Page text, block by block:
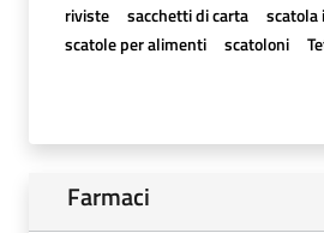
riviste
sacchetti di carta
scatola
scatole per alimenti
scatoloni
Farmaci